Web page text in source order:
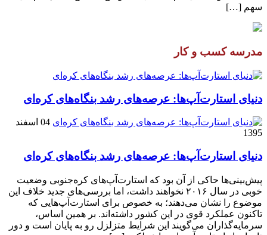
سهم […]
مدرسه کسب و کار
دنیای استارت‌آپ‌ها: عرصه‌های رشد بنگاه‌های کره‌ای‌
04 اسفند
1395
دنیای استارت‌آپ‌ها: عرصه‌های رشد بنگاه‌های کره‌ای‌
پیش‌بینی‌ها حاکی از آن بود که استارت‌آپ‌های کره‌جنوبی وضعیت
خوبی در سال ۲۰۱۶ نخواهند داشت، اما بررسی‌های جدید خلاف این
موضوع را نشان می‌دهند؛ به خصوص برای استارت‌آپ‌هایی که
تاکنون عملکرد قوی در این کشور داشته‌اند. بر همین اساس،
سرمایه‌گذاران می‌گویند این شرایط متزلزل رو به پایان است و دور